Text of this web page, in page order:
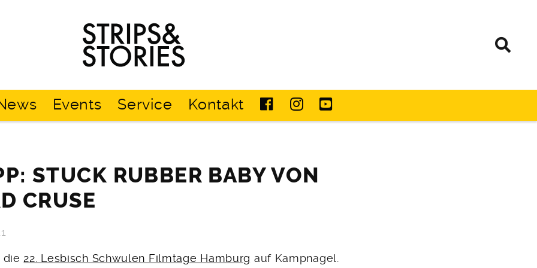
Strips
&
Stories
Events Service Kontakt
STUCK RUBBER BABY VON
CRUSE
die 22. Lesbisch Schwulen Filmtage Hamburg auf Kampnagel.